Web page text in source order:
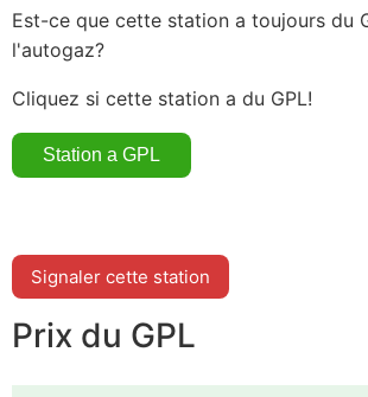
Est-ce que cette station a toujours du
l'autogaz?
Cliquez si cette station a du GPL!
Signaler cette station
Prix du GPL